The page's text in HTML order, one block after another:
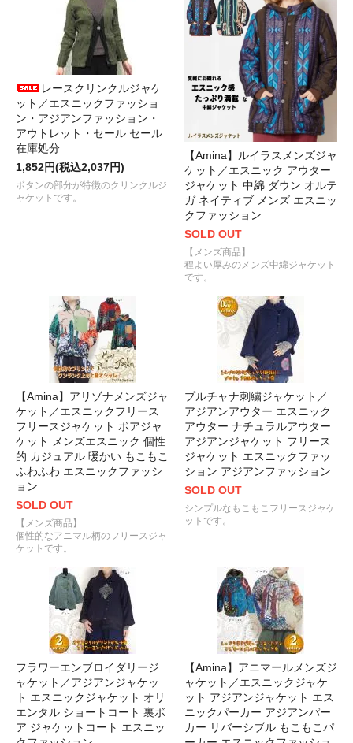
レースクリンクルジャケ
ット／エスニックファッショ
ン・アジアンファッション・
アウトレット・セール セール
在庫処分
1,852円(税込2,037円)
ボタンの部分が特徴のクリンクルジ
ャケットです。
【Amina】ルイラスメンズジャ
ケット／エスニック アウター
ジャケット 中綿 ダウン オルテ
ガ ネイティブ メンズ エスニッ
クファッション
SOLD OUT
【メンズ商品】
程よい厚みのメンズ中綿ジャケット
です。
【Amina】アリゾナメンズジャ
ケット／エスニックフリース
フリースジャケット ボアジャ
ケット メンズエスニック 個性
的 カジュアル 暖かい もこもこ
ふわふわ エスニックファッシ
ョン
SOLD OUT
【メンズ商品】
個性的なアニマル柄のフリースジャ
ケットです。
プルチャナ刺繍ジャケット／
アジアンアウター エスニック
アウター ナチュラルアウター
アジアンジャケット フリース
ジャケット エスニックファッ
ション アジアンファッション
SOLD OUT
シンプルなもこもこフリースジャケ
ットです。
フラワーエンブロイダリージ
ャケット／アジアンジャケッ
ト エスニックジャケット オリ
エンタル ショートコート 裏ボ
ア ジャケットコート エスニッ
【Amina】アニマールメンズジ
ャケット／エスニックジャケ
ット アジアンジャケット エス
ニックパーカー アジアンパー
カー リバーシブル もこもこパ